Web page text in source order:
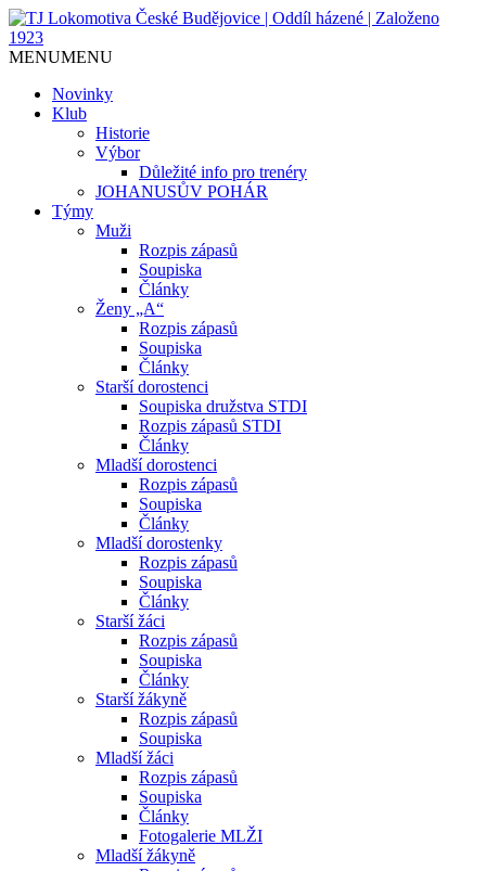
TJ Lokomotiva České
Budějovice | Oddíl házené |
Založeno 1923
Jediný házenkářský klub v Českých
MENUMENU
Novinky
Klub
Historie
Výbor
Důležité info pro trenéry
JOHANUSŮV POHÁR
Týmy
Muži
Rozpis zápasů
Soupiska
Články
Ženy „A“
Rozpis zápasů
Soupiska
Články
Starší dorostenci
Soupiska družstva STDI
Rozpis zápasů STDI
Články
Mladší dorostenci
Rozpis zápasů
Soupiska
Články
Mladší dorostenky
Rozpis zápasů
Soupiska
Články
Starší žáci
Rozpis zápasů
Soupiska
Články
Starší žákyně
Rozpis zápasů
Soupiska
Mladší žáci
Rozpis zápasů
Soupiska
Články
Fotogalerie MLŽI
Mladší žákyně